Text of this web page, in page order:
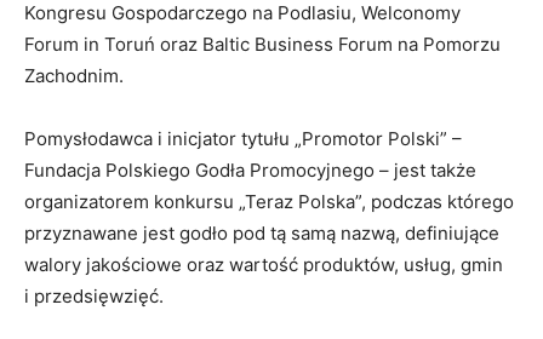
Kongresu Gospodarczego na Podlasiu, Welconomy
Forum in Toruń oraz Baltic Business Forum na Pomorzu
Zachodnim.
Pomysłodawca i inicjator tytułu „Promotor Polski” –
Fundacja Polskiego Godła Promocyjnego – jest także
organizatorem konkursu „Teraz Polska”, podczas którego
przyznawane jest godło pod tą samą nazwą, definiujące
walory jakościowe oraz wartość produktów, usług, gmin
i przedsięwzięć.